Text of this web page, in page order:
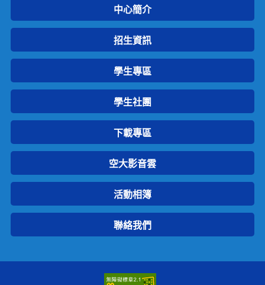
中心簡介
招生資訊
學生專區
學生社團
下載專區
空大影音雲
活動相簿
聯絡我們